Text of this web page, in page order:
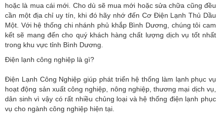
hoặc là mua cái mới. Cho dù sẽ mua mới hoặc sửa chữa cũng đều
cần một địa chỉ uy tín, khi đó hãy nhớ đến Cơ Điện Lạnh Thủ Dầu
Một. Với hệ thống chi nhánh phủ khắp Bình Dương, chúng tôi cam
kết sẽ mang đến cho quý khách hàng chất lượng dịch vụ tốt nhất
trong khu vực tỉnh Bình Dương.
Điện lạnh công nghiệp là gì?
Điện Lạnh Công Nghiệp giúp phát triển hệ thống làm lạnh phục vụ
hoạt động sản xuất công nghiệp, nông nghiệp, thương mại dịch vụ,
dân sinh vì vậy có rất nhiều chủng loại và hệ thống điện lạnh phục
vụ cho ngành công nghiệp hiện tại.